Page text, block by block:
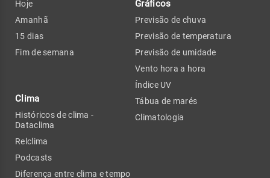
Hoje
Amanhã
15 dias
Fim de semana
Clima
Históricos de clima -
Dataclima
Relclima
Podcasts
Diferença entre clima e tempo
Gráficos
Previsão de chuva
Previsão de temperatura
Previsão de umidade
Vento hora a hora
Índice UV
Tábua de marés
Climatologia